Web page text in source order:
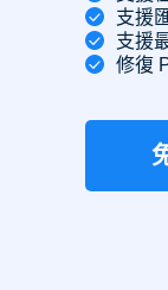
支援
支援
修復